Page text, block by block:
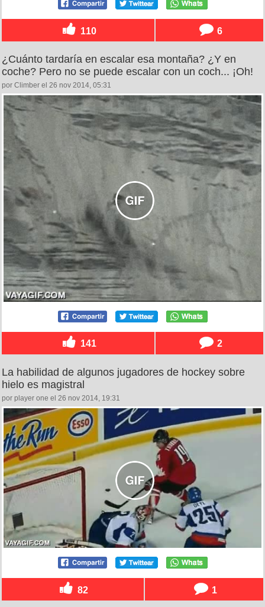
110 6
¿Cuánto tardaría en escalar esa montaña? ¿Y en
coche? Pero no se puede escalar con un coch... ¡Oh!
por Climber el 26 nov 2014, 05:31
141 2
La habilidad de algunos jugadores de hockey sobre
hielo es magistral
por player one el 26 nov 2014, 19:31
82 1